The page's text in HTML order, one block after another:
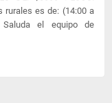
rurales es de: (14:00 a
el equipo de